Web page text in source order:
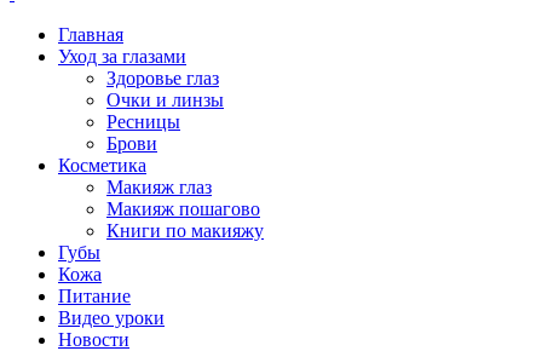
Главная
Уход за глазами
Здоровье глаз
Очки и линзы
Ресницы
Брови
Косметика
Макияж глаз
Макияж пошагово
Книги по макияжу
Губы
Кожа
Питание
Видео уроки
Новости